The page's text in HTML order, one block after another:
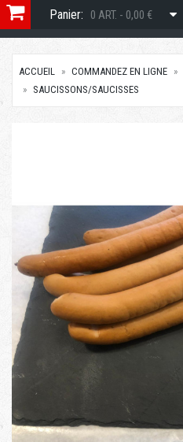
Panier: 0 ART. - 0,00 €
ACCUEIL COMMANDEZ EN LIGNE
SAUCISSONS/SAUCISSES